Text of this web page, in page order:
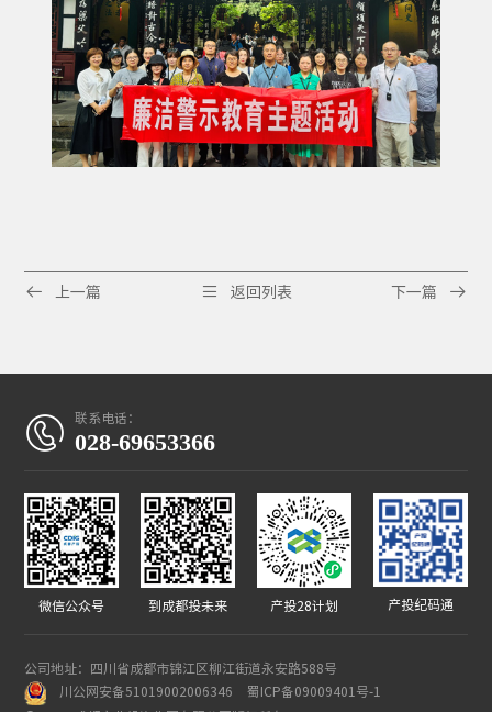
 上一篇  返回列表 下一篇 
 联系电话：
028-69653366
微信公众号 到成都投未来 产投28计划 产投纪码通
公司地址：四川省成都市锦江区柳江街道永安路588号
川公网安备51019002006346
蜀ICP备09009401号-1